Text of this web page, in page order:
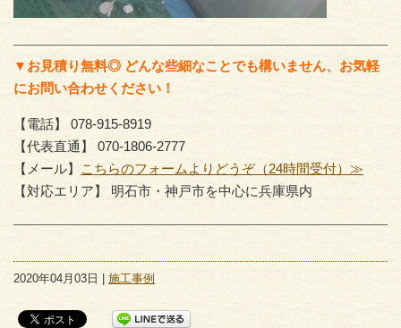
▼お見積り無料◎ どんな些細なことでも構いません、お気軽
にお問い合わせください！
【電話】 078-915-8919
【代表直通】 070-1806-2777
【メール】 こちらのフォームよりどうぞ（24時間受付）≫
【対応エリア】 明石市・神戸市を中心に兵庫県内
2020年04月03日 | 施工事例